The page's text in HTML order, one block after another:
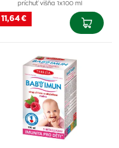
príchuť višňa 1x100 ml
11,64 €